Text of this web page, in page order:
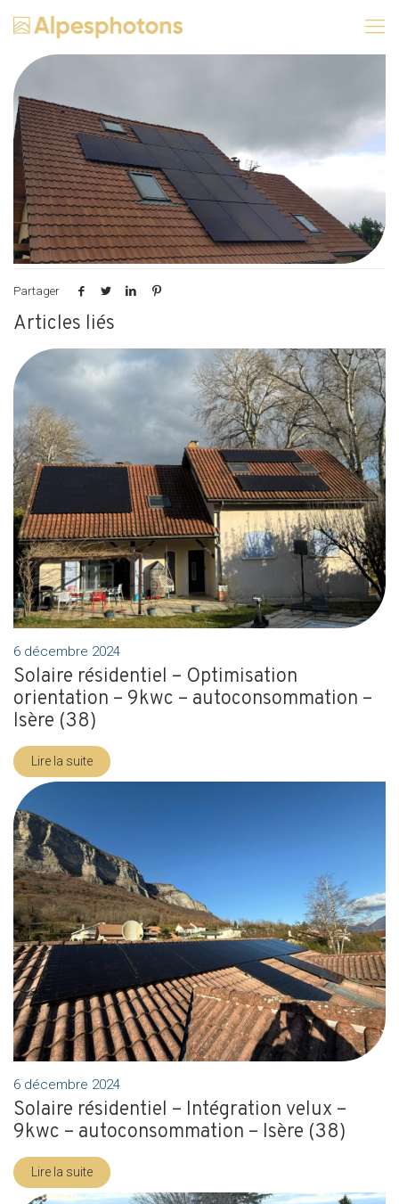
Partager
Articles liés
6 décembre 2024
Solaire résidentiel – Optimisation
orientation – 9kwc – autoconsommation –
Isère (38)
Lire la suite
6 décembre 2024
Solaire résidentiel – Intégration velux –
9kwc – autoconsommation – Isère (38)
Lire la suite